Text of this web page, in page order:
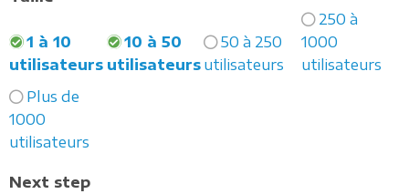
1 à 10
utilisateurs
10 à 50
utilisateurs
50 à 250
utilisateurs
250 à
1000
utilisateurs
Plus de
1000
utilisateurs
Next step